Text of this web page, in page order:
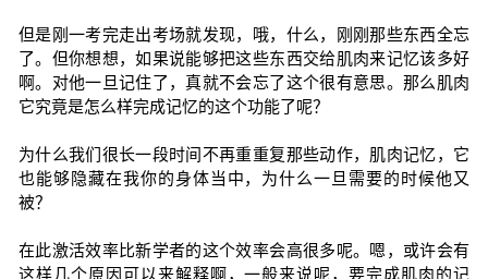
但是刚一考完走出考场就发现，哦，什么，刚刚那些东西全忘
了。但你想想，如果说能够把这些东西交给肌肉来记忆该多好
啊。对他一旦记住了，真就不会忘了这个很有意思。那么肌肉
它究竟是怎么样完成记忆的这个功能了呢？
为什么我们很长一段时间不再重重复那些动作，肌肉记忆，它
也能够隐藏在我你的身体当中，为什么一旦需要的时候他又
被？
在此激活效率比新学者的这个效率会高很多呢。嗯，或许会有
这样几个原因可以来解释啊，一般来说呢，要完成肌肉的记